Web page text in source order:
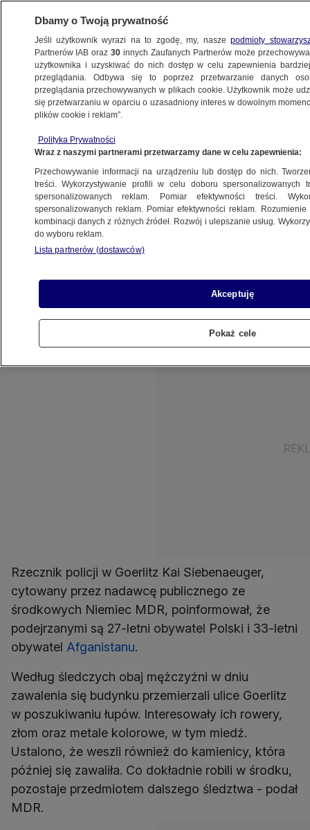
ŚWIAT
wśród podejrzanych
Oprac.Justyna Sochacka
8.06.2026, 20:35
Posłuchaj artykułu
Czyta lektor AI
Obywatele Polski i Afganistanu podejrzani są o
spowodowanie zawalenia się kamienicy w
niemieckim Goerlitz przy granicy z Polską. W
tragedii zginęły trzy osoby.
Rzecznik policji w Goerlitz Kai Siebenaeuger,
cytowany przez nadawcę publicznego ze
środkowych Niemiec MDR, poinformował, że
podejrzanymi są 27-letni obywatel Polski i 33-letni
obywatel Afganistanu.
Według śledczych obaj mężczyźni w dniu
zawalenia się budynku przemierzali ulice Goerlitz
w poszukiwaniu łupów. Interesowały ich rowery,
złom oraz metale kolorowe, w tym miedź.
Ustalono, że weszli również do kamienicy, która
później się zawaliła. Co dokładnie robili w środku,
pozostaje przedmiotem dalszego śledztwa - podał
MDR.
Dbamy o Twoją prywatność
Jeśli użytkownik wyrazi na to zgodę, my, naszepodmioty
Partnerów IAB oraz30 innych Zaufanych Partnerów może
użytkownika i uzyskiwać do nich dostęp w celu zapewnienia
przeglądania. Odbywa się to poprzez przetwarzanie danych
przeglądania przechowywanych w plikach cookie. Użytkownik może
się przetwarzaniu w oparciu o uzasadniony interes w dowolnym
plików cookie i reklam”.
Polityka Prywatności
Wraz z naszymi partnerami przetwarzamy dane w celu zapewnienia:
Przechowywanie informacji na urządzeniu lub dostęp do nich.
treści. Wykorzystywanie profili w celu doboru spersonalizowanych
spersonalizowanych reklam. Pomiar efektywności treści.
spersonalizowanych reklam. Pomiar efektywności reklam.
kombinacji danych z różnych źródeł. Rozwój i ulepszanie usług.
do wyboru reklam.
Lista partnerów (dostawców)
Akceptuję
Pokaż cele